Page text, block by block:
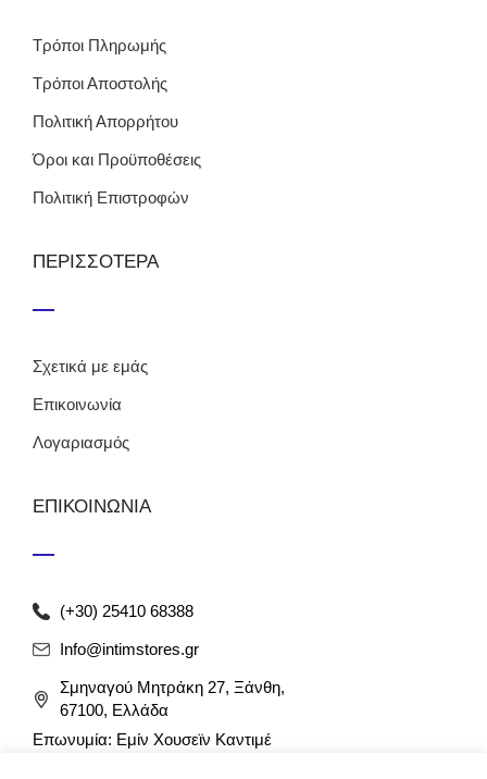
Τρόποι Πληρωμής
Τρόποι Αποστολής
Πολιτική Απορρήτου
Όροι και Προϋποθέσεις
Πολιτική Επιστροφών
ΠΕΡΙΣΣΟΤΕΡΑ
Σχετικά με εμάς
Επικοινωνία
Λογαριασμός
ΕΠΙΚΟΙΝΩΝΙΑ
(+30) 25410 68388
Info@intimstores.gr
Σμηναγού Μητράκη 27, Ξάνθη,
67100, Ελλάδα
Επωνυμία: Εμίν Χουσεϊν Καντιμέ